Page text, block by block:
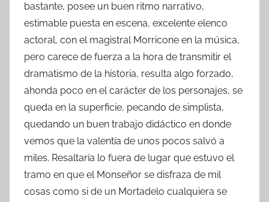
bastante, posee un buen ritmo narrativo,
estimable puesta en escena, excelente elenco
actoral, con el magistral Morricone en la música,
pero carece de fuerza a la hora de transmitir el
dramatismo de la historia, resulta algo forzado,
ahonda poco en el carácter de los personajes, se
queda en la superficie, pecando de simplista,
quedando un buen trabajo didáctico en donde
vemos que la valentía de unos pocos salvó a
miles. Resaltaría lo fuera de lugar que estuvo el
tramo en que el Monseñor se disfraza de mil
cosas como si de un Mortadelo cualquiera se